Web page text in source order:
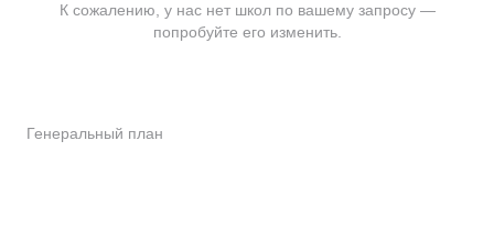
Генеральный план
К сожалению, у нас нет школ по вашему запросу —
попробуйте его изменить.